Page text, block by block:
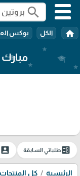
search
home الكل بوكس
مبارك
ballotطلباتي السابقة account_box
الرئيسية كل المنتجات